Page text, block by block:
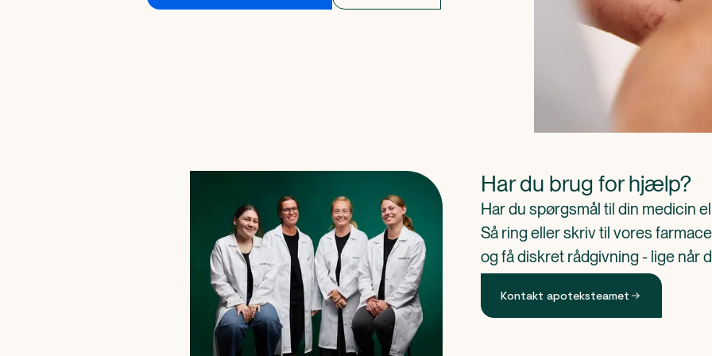
Har du brug for hjælp?
Har du spørgsmål til din medicin
Så ring eller skriv til vores
og få diskret rådgivning - lige når
Kontakt apoteksteamet